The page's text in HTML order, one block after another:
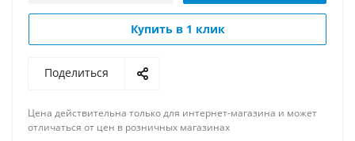
Купить в 1 клик
Поделиться
Цена действительна только для интернет-магазина и может
отличаться от цен в розничных магазинах